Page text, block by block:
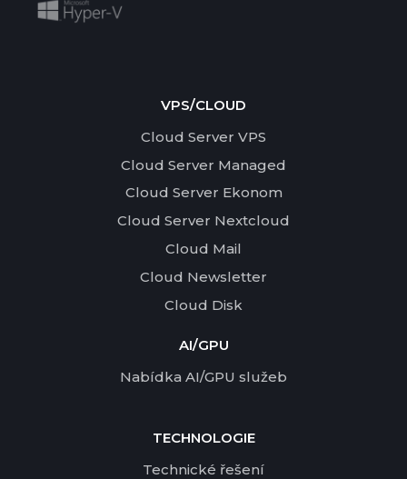
VPS/CLOUD
Cloud Server VPS
Cloud Server Managed
Cloud Server Ekonom
Cloud Server Nextcloud
Cloud Mail
Cloud Newsletter
Cloud Disk
AI/GPU
Nabídka AI/GPU služeb
TECHNOLOGIE
Technické řešení